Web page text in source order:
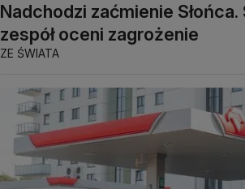
Nadchodzi zaćmienie
zespół oceni zagrożenie
ZE ŚWIATA